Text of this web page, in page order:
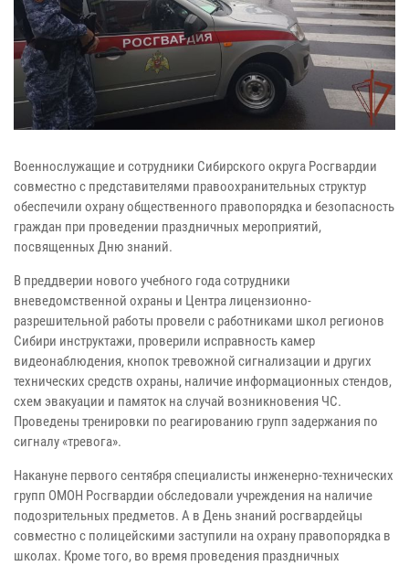
Военнослужащие и сотрудники Сибирского округа Росгвардии
совместно с представителями правоохранительных структур
обеспечили охрану общественного правопорядка и безопасность
граждан при проведении праздничных мероприятий,
посвященных Дню знаний.
В преддверии нового учебного года сотрудники
вневедомственной охраны и Центра лицензионно-
разрешительной работы провели с работниками школ регионов
Сибири инструктажи, проверили исправность камер
видеонаблюдения, кнопок тревожной сигнализации и других
технических средств охраны, наличие информационных стендов,
схем эвакуации и памяток на случай возникновения ЧС.
Проведены тренировки по реагированию групп задержания по
сигналу «тревога».
Накануне первого сентября специалисты инженерно-технических
групп ОМОН Росгвардии обследовали учреждения на наличие
подозрительных предметов. А в День знаний росгвардейцы
совместно с полицейскими заступили на охрану правопорядка в
школах. Кроме того, во время проведения праздничных